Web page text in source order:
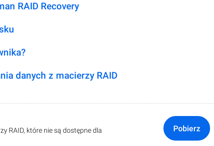
RAID Recovery
danych z macierzy RAID
RAID, które nie są dostępne dla
Pobierz